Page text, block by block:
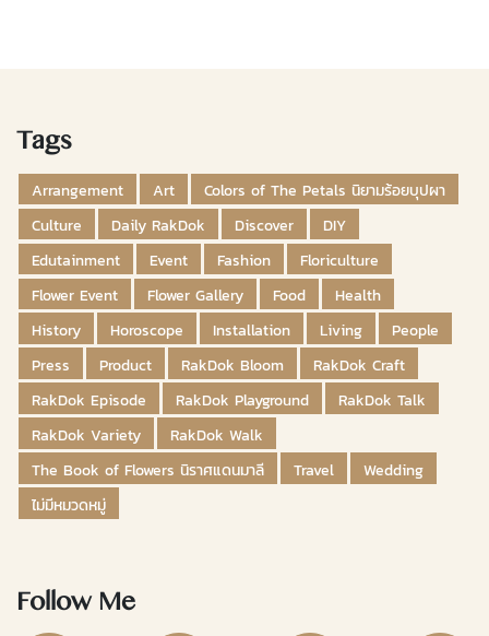
Tags
Arrangement Art
Colors of The Petals นิยามร้อยบุปผา
Culture
Daily RakDok Discover
DIY
Edutainment
Event Fashion
Floriculture
Flower Event
Flower Gallery Food
Health
History
Horoscope Installation Living
People
Press
Product RakDok Bloom
RakDok Craft
RakDok Episode
RakDok Playground
RakDok Talk
RakDok Variety
RakDok Walk
The Book of Flowers นิราศแดนมาลี
Travel
Wedding
ไม่มีหมวดหมู่
Follow Me